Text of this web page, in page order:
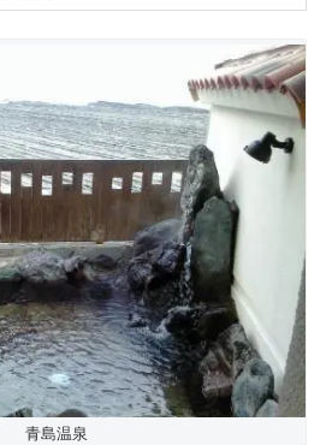
青島温泉